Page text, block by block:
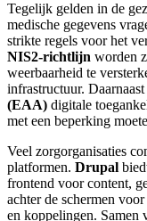
Tegelijk gelden in de
medische gegevens
strikte regels voor het
NIS2-richtlijn worden
weerbaarheid te
infrastructuur.
(EAA) digitale
met een beperking
Veel zorgorganisaties
platformen. Drupal
frontend voor content,
achter de schermen
en koppelingen. Samen